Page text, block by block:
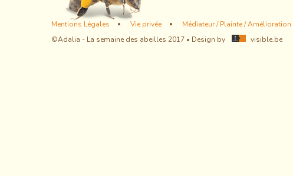
Footer
menu
Mentions Légales Vie privée
Médiateur / Plainte / Amélioration
©Adalia - La semaine des abeilles 2017 • Design by
visible.be